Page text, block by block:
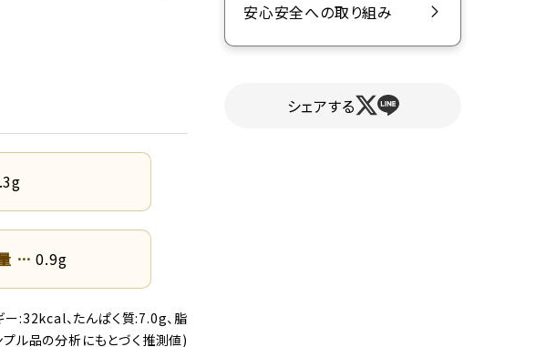
0.9g
:32kcal、たんぱく質:7.0g、脂
ル品の分析にもとづく推測値)
安心安全への取り組み
シェアする